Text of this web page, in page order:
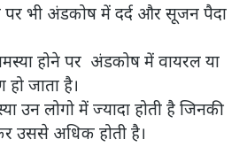
पर भी अंडकोष में दर्द और सूजन पैदा
होने पर अंडकोष में वायरल या
जाता है।
उन लोगो में ज्यादा होती है जिनकी
उससे अधिक होती है।